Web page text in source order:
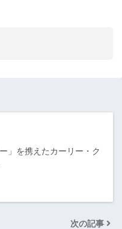
」を携えたカーリー・ク
次の記事